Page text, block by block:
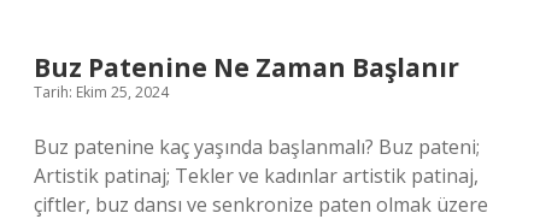
Buz Patenine Ne Zaman Başlanır
Tarih: Ekim 25, 2024
Buz patenine kaç yaşında başlanmalı? Buz pateni;
Artistik patinaj; Tekler ve kadınlar artistik patinaj,
çiftler, buz dansı ve senkronize paten olmak üzere